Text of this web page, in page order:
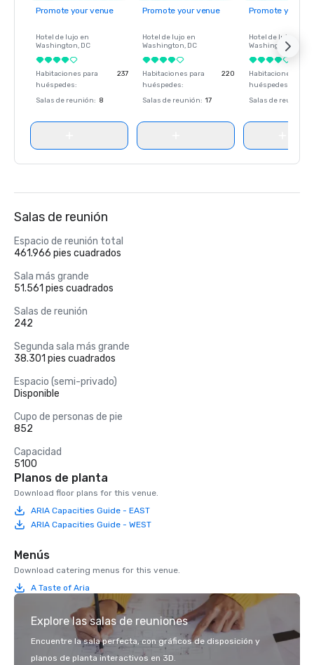
Promote your venue
Hotel de lujo en
Washington, DC
Habitaciones para
huéspedes:
237
Salas de reunión: 8
Promote your venue
Hotel de lujo en
Washington, DC
Habitaciones para
huéspedes:
220
Salas de reunión: 17
Promote your
Hotel de lujo en
Washington
Habitaciones para
huéspedes
Salas de reunión
Salas de reunión
Espacio de reunión total
461.966 pies cuadrados
Sala más grande
51.561 pies cuadrados
Salas de reunión
242
Segunda sala más grande
38.301 pies cuadrados
Espacio (semi-privado)
Disponible
Cupo de personas de pie
852
Capacidad
5100
Planos de planta
Download floor plans for this venue.
ARIA Capacities Guide - EAST
ARIA Capacities Guide - WEST
Menús
Download catering menus for this venue.
A Taste of Aria
Explore las salas de reuniones
Encuentre la sala perfecta, con gráficos de disposición y
planos de planta interactivos en 3D.